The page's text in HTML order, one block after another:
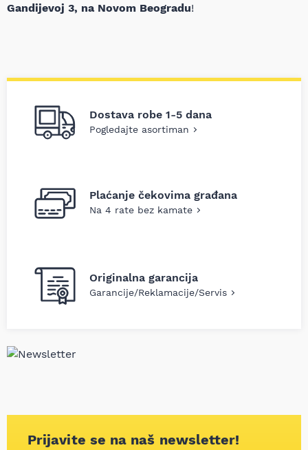
Gandijevoj 3, na Novom Beogradu!
Dostava robe 1-5 dana
Pogledajte asortiman
Plaćanje čekovima građana
Na 4 rate bez kamate
Originalna garancija
Garancije/Reklamacije/Servis
Prijavite se na naš newsletter!